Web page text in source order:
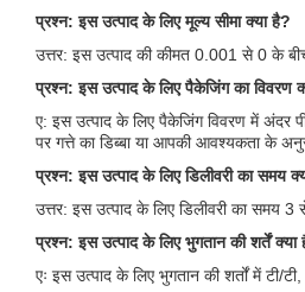
प्रश्न: इस उत्पाद के लिए मूल्य सीमा क्या है?
उत्तर: इस उत्पाद की कीमत 0.001 से 0 के
प्रश्न: इस उत्पाद के लिए पैकेजिंग का विवरण
ए: इस उत्पाद के लिए पैकेजिंग विवरण में अंदर
पर गत्ते का डिब्बा या आपकी आवश्यकता के
प्रश्न: इस उत्पाद के लिए डिलीवरी का समय
उत्तर: इस उत्पाद के लिए डिलीवरी का समय 3
प्रश्न: इस उत्पाद के लिए भुगतान की शर्तें क्या
एः इस उत्पाद के लिए भुगतान की शर्तों में टी/